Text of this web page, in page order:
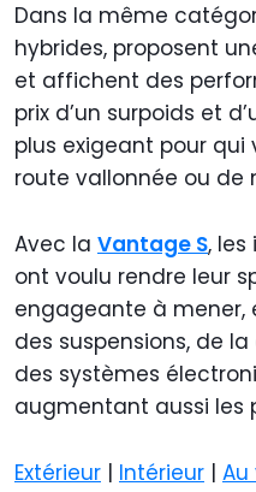
Dans la même
hybrides, proposent
et affichent des
prix d’un surpoids et
plus exigeant pour qui
route vallonnée ou de
Avec la Vantage S,
ont voulu rendre leur
engageante à mener,
des suspensions, de
des systèmes
augmentant aussi les
Extérieur | Intérieur |